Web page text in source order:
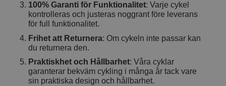
100% Garanti för Funktionalitet: Varje cykel
kontrolleras och justeras noggrant före leverans
för full funktionalitet.
Frihet att Returnera: Om cykeln inte passar kan
du returnera den.
Praktiskhet och Hållbarhet: Våra cyklar
garanterar bekväm cykling i många år tack vare
sin praktiska design och hållbarhet.